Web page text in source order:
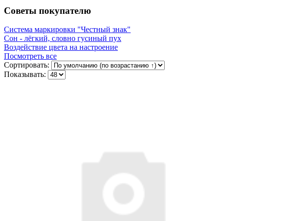
Советы покупателю
Система маркировки "Честный знак"
Сон - лёгкий, словно гусиный пух
Воздействие цвета на настроение
Посмотреть все
Сортировать:
Показывать: